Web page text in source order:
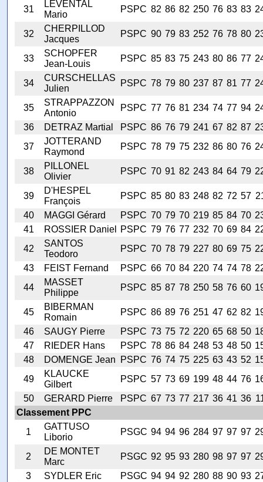
31
LEVENTAL
Mario
PSPC 82 86 82 250 76 83 83
32
CHERPILLOD
Jacques
PSPC 90 79 83 252 76 78 80
33
SCHOPFER
Jean-Louis
PSPC 85 83 75 243 80 86 77
34
CURSCHELLAS
Julien
PSPC 78 79 80 237 87 81 77
35
STRAPPAZZON
Antonio
PSPC 77 76 81 234 74 77 94
36
DETRAZ Martial PSPC 86 76 79 241 67 82 87
37
JOTTERAND
Raymond
PSPC 78 79 75 232 86 80 76
38
PILLONEL
Olivier
PSPC 70 91 82 243 84 64 79
39
D'HESPEL
François
PSPC 85 80 83 248 82 72 57
40
MAGGI Gérard PSPC 70 79 70 219 85 84 70
41
ROSSIER Daniel PSPC 79 76 77 232 70 69 84
42
SANTOS
Teodoro
PSPC 70 78 79 227 80 69 75
43
FEIST Fernand PSPC 66 70 84 220 74 74 78
44
MASSET
Philippe
PSPC 85 87 78 250 58 76 60
45
BIBERMAN
Romain
PSPC 86 89 76 251 47 62 82
46
SAUGY Pierre PSPC 73 75 72 220 65 68 50
47
RIEDER Hans PSPC 78 86 84 248 53 48 50
48
DOMENGE Jean PSPC 76 74 75 225 63 43 52
49
KLAUCKE
Gilbert
PSPC 57 73 69 199 48 44 76
50
GERARD Pierre PSPC 67 73 77 217 36 41 36
Classement PPC
1
GATTUSO
Liborio
PSGC 94 94 96 284 97 97 97
2
DE MONTET
Marc
PSGC 92 95 93 280 98 97 97
3
SYDLER Eric PSGC 94 94 92 280 88 90 93